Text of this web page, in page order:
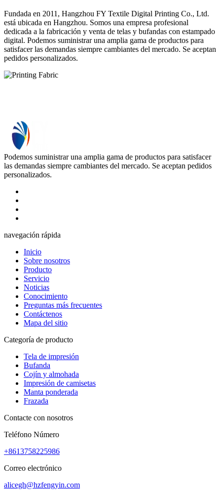
Fundada en 2011, Hangzhou FY Textile Digital Printing Co., Ltd.
está ubicada en Hangzhou. Somos una empresa profesional
dedicada a la fabricación y venta de telas y bufandas con estampado
digital. Podemos suministrar una amplia gama de productos para
satisfacer las demandas siempre cambiantes del mercado. Se aceptan
pedidos personalizados.
Podemos suministrar una amplia gama de productos para satisfacer
las demandas siempre cambiantes del mercado. Se aceptan pedidos
personalizados.
navegación rápida
Inicio
Sobre nosotros
Producto
Servicio
Noticias
Conocimiento
Preguntas más frecuentes
Contáctenos
Mapa del sitio
Categoría de producto
Tela de impresión
Bufanda
Cojín y almohada
Impresión de camisetas
Manta ponderada
Frazada
Contacte con nosotros
Teléfono Número
+8613758225986
Correo electrónico
alicegh@hzfengyin.com